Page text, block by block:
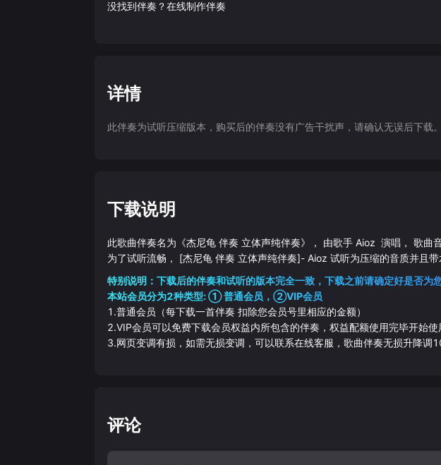
没找到伴奏？在线制作伴奏
详情
此伴奏为试听压缩版本，购买后的伴奏没有广告干扰声，请确认无误后下
下载说明
此歌曲伴奏名为《杰尼龟 伴奏 立体声纯伴奏》， 由歌手 Aioz 演唱， 歌曲
为了试听流畅， [杰尼龟 伴奏 立体声纯伴奏]- Aioz 试听为压缩的音质并且
特别说明：下载后的伴奏和试听的版本完全一致，下载之前请确定好是否为
本站会员分为2种类型: ① 普通会员，②VIP会员
1.普通会员（每下载一首伴奏 扣除您会员号里相应的金额）
2.VIP会员可以免费下载会员权益内所包含的伴奏，权益配额使用完毕开始使
3.网页变调有损，如需无损变调，可以联系在线客服，歌曲伴奏无损升降调
评论